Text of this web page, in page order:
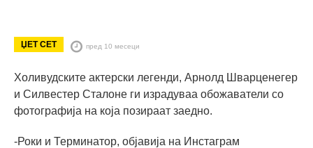
ЏЕТ СЕТ пред 10 месеци
Холивудските актерски легенди, Арнолд Шварценегер
и Силвестер Сталоне ги израдуваа обожаватели со
фотографија на која позираат заедно.
-Роки и Терминатор, објавија на Инстаграм